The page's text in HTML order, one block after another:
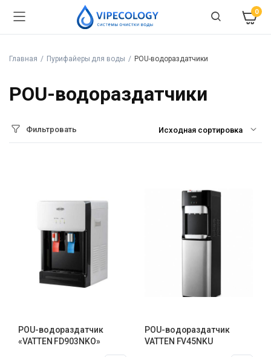
0
Главная Пурифайеры для воды POU-водораздатчики
POU-водораздатчики
Фильтровать
POU-водораздатчик
«VATTEN FD903NKO»
POU-водораздатчик
VATTEN FV45NKU